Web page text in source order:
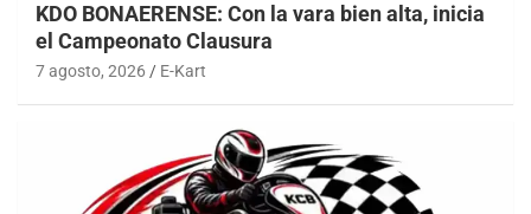
KDO BONAERENSE: Con la vara bien alta, inicia
el Campeonato Clausura
7 agosto, 2026 E-Kart